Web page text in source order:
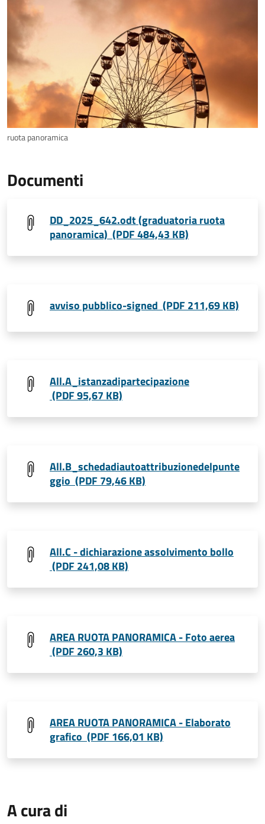
ruota panoramica
Documenti
DD_2025_642.odt (graduatoria ruota
panoramica) (PDF 484,43 KB)
avviso pubblico-signed (PDF 211,69 KB)
All.A_istanzadipartecipazione
(PDF 95,67 KB)
All.B_schedadiautoattribuzionedelpunte
ggio (PDF 79,46 KB)
All.C - dichiarazione assolvimento bollo
(PDF 241,08 KB)
AREA RUOTA PANORAMICA - Foto aerea
(PDF 260,3 KB)
AREA RUOTA PANORAMICA - Elaborato
grafico (PDF 166,01 KB)
A cura di